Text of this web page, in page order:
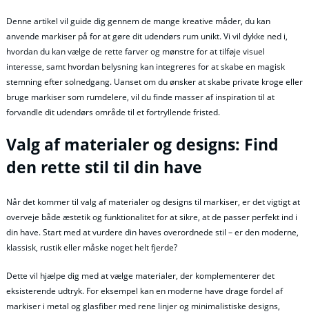
Denne artikel vil guide dig gennem de mange kreative måder, du kan
anvende markiser på for at gøre dit udendørs rum unikt. Vi vil dykke ned i,
hvordan du kan vælge de rette farver og mønstre for at tilføje visuel
interesse, samt hvordan belysning kan integreres for at skabe en magisk
stemning efter solnedgang. Uanset om du ønsker at skabe private kroge eller
bruge markiser som rumdelere, vil du finde masser af inspiration til at
forvandle dit udendørs område til et fortryllende fristed.
Valg af materialer og designs: Find
den rette stil til din have
Når det kommer til valg af materialer og designs til markiser, er det vigtigt at
overveje både æstetik og funktionalitet for at sikre, at de passer perfekt ind i
din have. Start med at vurdere din haves overordnede stil – er den moderne,
klassisk, rustik eller måske noget helt fjerde?
Dette vil hjælpe dig med at vælge materialer, der komplementerer det
eksisterende udtryk. For eksempel kan en moderne have drage fordel af
markiser i metal og glasfiber med rene linjer og minimalistiske designs,